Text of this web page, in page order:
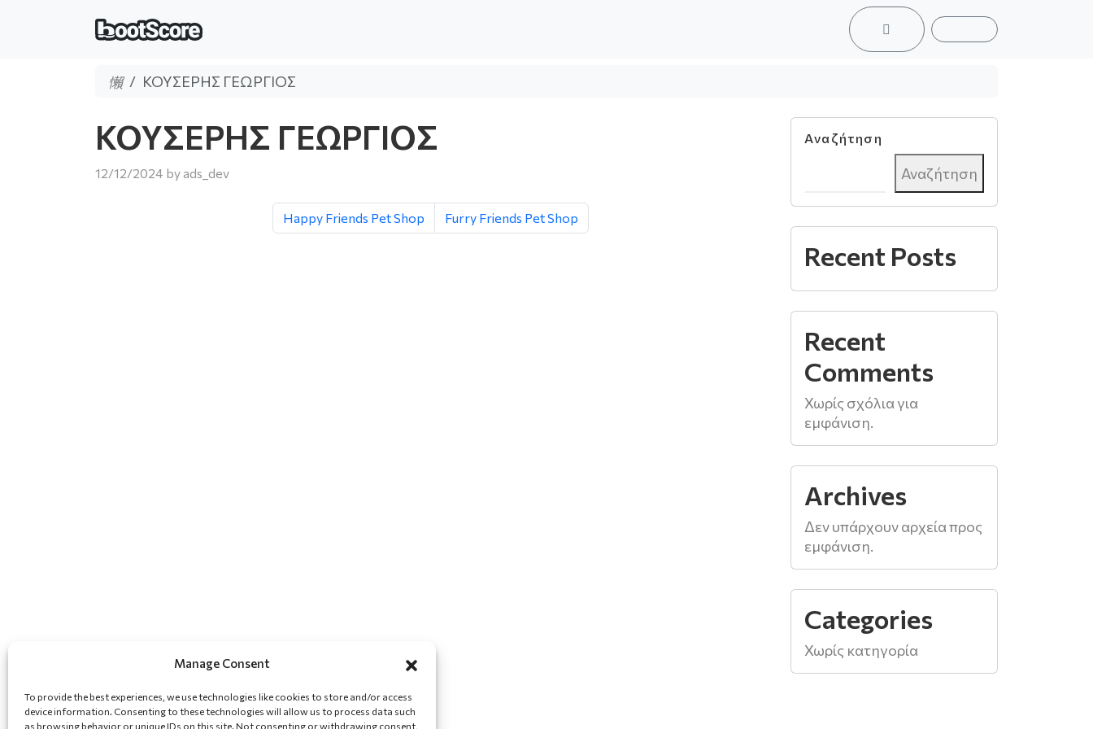
Manage Consent
To provide the best experiences, we use technologies like cookies to store and/or access
device information. Consenting to these technologies will allow us to process data such
as browsing behavior or unique IDs on this site. Not consenting or withdrawing consent,
ACCOUNT
CART
ΚΟΥΣΕΡΗΣ ΓΕΩΡΓΙΟΣ
ΚΟΥΣΕΡΗΣ ΓΕΩΡΓΙΟΣ
12/12/2024 by ads_dev
Happy Friends Pet Shop Furry Friends Pet Shop
Αναζήτηση
Αναζήτηση
Recent Posts
Recent
Comments
Χωρίς σχόλια για
εμφάνιση.
Archives
Δεν υπάρχουν αρχεία προς
εμφάνιση.
Categories
Χωρίς κατηγορία